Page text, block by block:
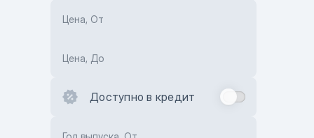
Цена, От
Цена, До
Доступно в кредит